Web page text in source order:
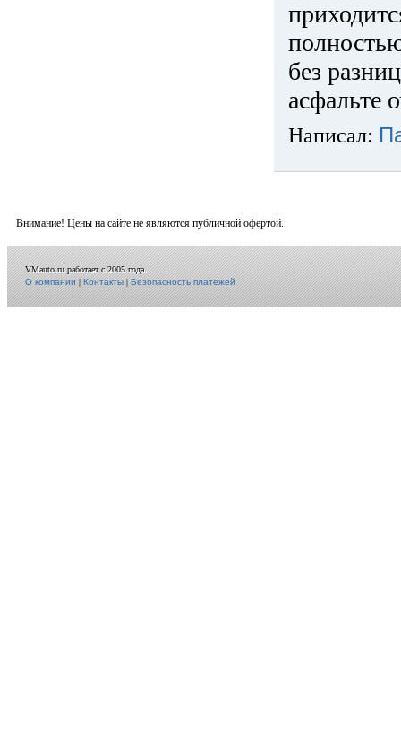
без
асфальте
Написал:
Внимание! Цены на сайте не являются публичной офертой.
VMauto.ru работает с 2005 года.
О компании|Контакты|Безопасность платежей